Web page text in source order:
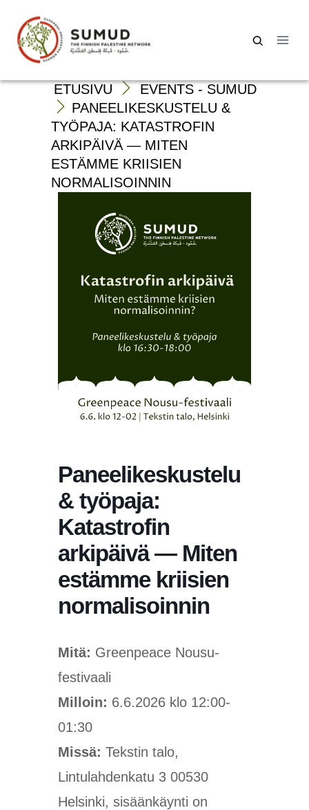
sisältöön
Haku:
ETUSIVU
EVENTS - SUMUD
PANEELIKESKUSTELU &
TYÖPAJA: KATASTROFIN
ARKIPÄIVÄ — MITEN
ESTÄMME KRIISIEN
NORMALISOINNIN
Paneelikeskustelu
& työpaja:
Katastrofin
arkipäivä — Miten
estämme kriisien
normalisoinnin
Mitä: Greenpeace Nousu-
festivaali
Milloin: 6.6.2026 klo 12:00-
01:30
Missä: Tekstin talo,
Lintulahdenkatu 3 00530
Helsinki, sisäänkäynti on